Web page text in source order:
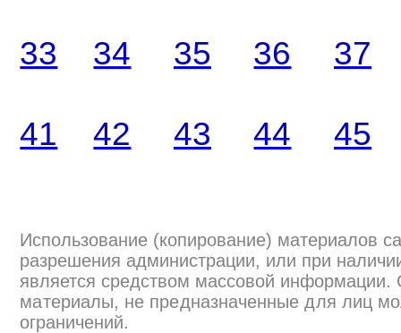
Использование (копирование) материалов
разрешения администрации, или при
является средством массовой информации.
материалы, не предназначенные для лиц
ограничений.
33 34 37
35 36
41 42 43 44 45